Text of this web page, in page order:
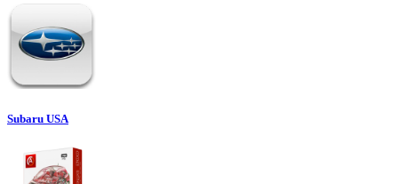
Subaru USA